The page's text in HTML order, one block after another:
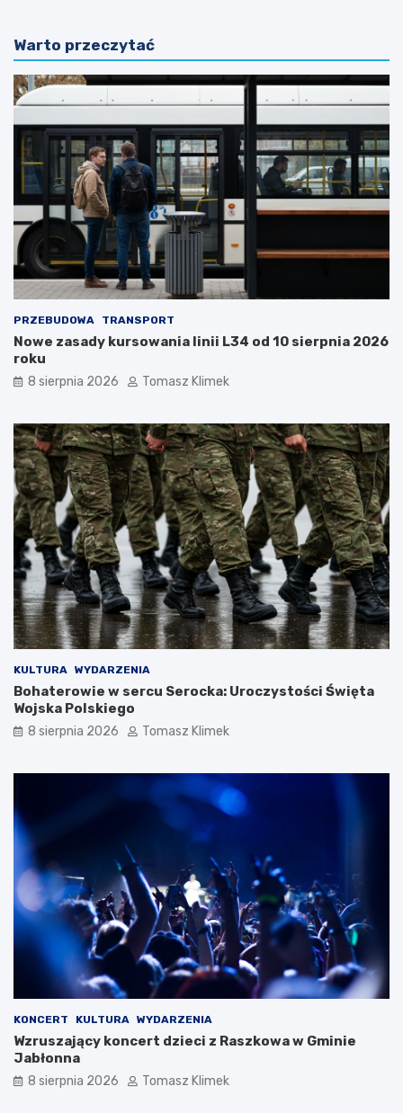
Warto przeczytać
PRZEBUDOWA TRANSPORT
Nowe zasady kursowania linii L34 od 10 sierpnia 2026
roku
8 sierpnia 2026 Tomasz Klimek
KULTURA WYDARZENIA
Bohaterowie w sercu Serocka: Uroczystości Święta
Wojska Polskiego
8 sierpnia 2026 Tomasz Klimek
KONCERT KULTURA WYDARZENIA
Wzruszający koncert dzieci z Raszkowa w Gminie
Jabłonna
8 sierpnia 2026 Tomasz Klimek